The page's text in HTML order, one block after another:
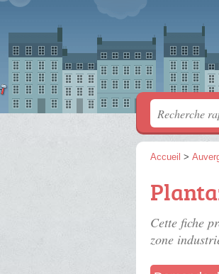
Accueil >
Cette fiche
zone